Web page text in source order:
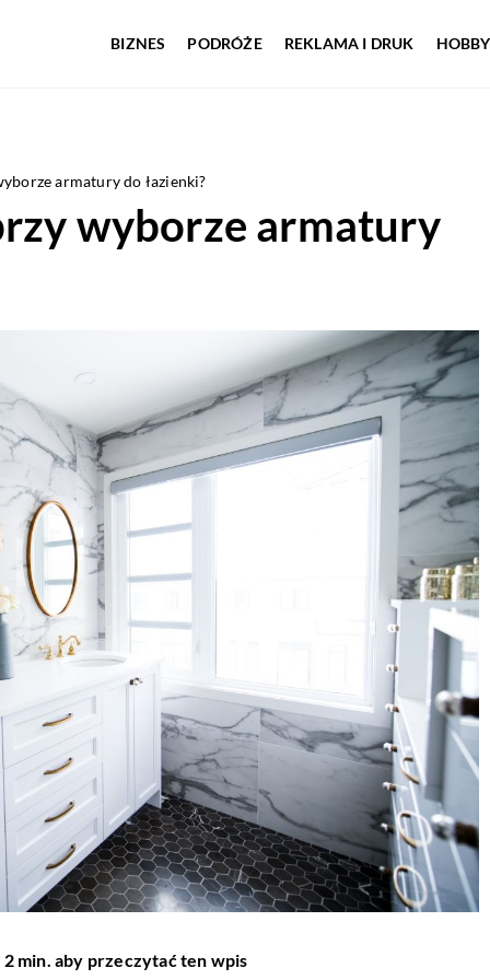
BIZNES PODRÓŻE REKLAMA I DRUK
armatury do łazienki?
wyborze armatury
min. aby przeczytać ten wpis